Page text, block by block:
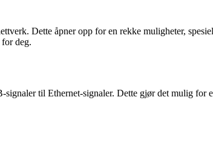
Dette åpner opp for en rekke muligheter,
deg.
til Ethernet-signaler. Dette gjør det mulig for